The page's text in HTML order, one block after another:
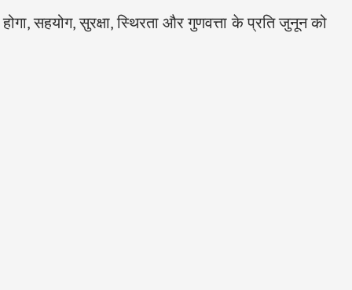
सहयोग, सुरक्षा, स्थिरता और गुणवत्ता के प्रति जुनून को